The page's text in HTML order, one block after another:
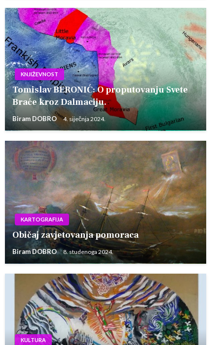
KNJIŽEVNOST
Tomislav BERONIĆ: O proputovanju Svete
Braće kroz Dalmaciju.
Biram DOBRO 4. siječnja 2024.
KARTOGRAFIJA
Običaj zavjetovanja pomoraca
Biram DOBRO 8. studenoga 2024.
KULTURA